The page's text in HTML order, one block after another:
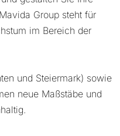
Group steht für
im Bereich der
und Steiermark) sowie
neue Maßstäbe und